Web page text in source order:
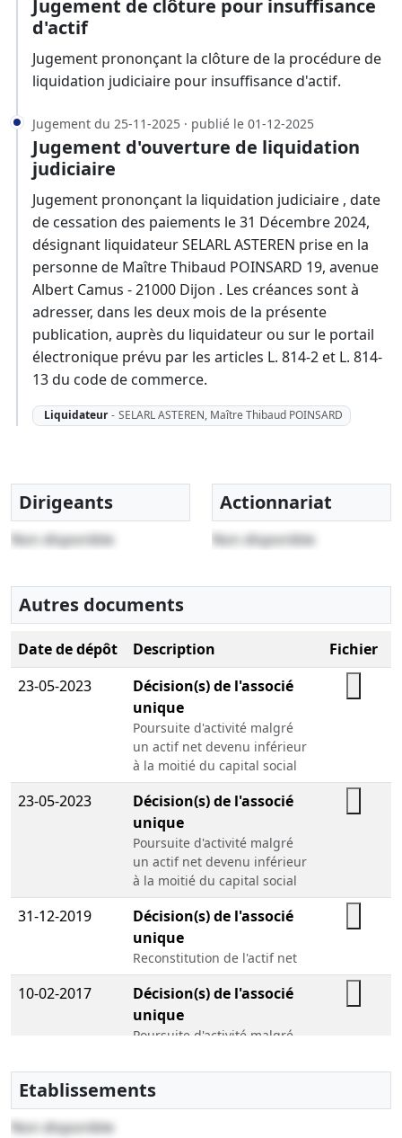
Jugement de clôture pour insuffisance
d'actif
Jugement prononçant la clôture de la procédure de
liquidation judiciaire pour insuffisance d'actif.
Jugement du 25-11-2025 · publié le 01-12-2025
Jugement d'ouverture de liquidation
judiciaire
Jugement prononçant la liquidation judiciaire , date
de cessation des paiements le 31 Décembre 2024,
désignant liquidateur SELARL ASTEREN prise en la
personne de Maître Thibaud POINSARD 19, avenue
Albert Camus - 21000 Dijon . Les créances sont à
adresser, dans les deux mois de la présente
publication, auprès du liquidateur ou sur le portail
électronique prévu par les articles L. 814-2 et L. 814-
13 du code de commerce.
Liquidateur - SELARL ASTEREN, Maître Thibaud POINSARD
Dirigeants
Non disponible
Actionnariat
Non disponible
Autres documents
Date de dépôt Description
Fichier
23-05-2023
Décision(s) de l'associé
unique
Poursuite d'activité malgré
un actif net devenu inférieur
à la moitié du capital social
23-05-2023
Décision(s) de l'associé
unique
Poursuite d'activité malgré
un actif net devenu inférieur
à la moitié du capital social
31-12-2019
Décision(s) de l'associé
unique
Reconstitution de l'actif net
10-02-2017
Décision(s) de l'associé
unique
Poursuite d'activité malgré
à la moitié du capital social
30-07-2014
Acte sous seing privé,
Etablissements
Non disponible